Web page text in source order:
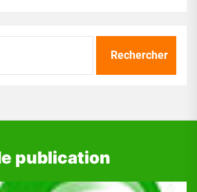
publication